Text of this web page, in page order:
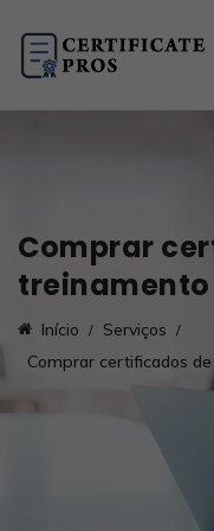
Comprar
treinamento
Início
Serviços
Comprar certificados